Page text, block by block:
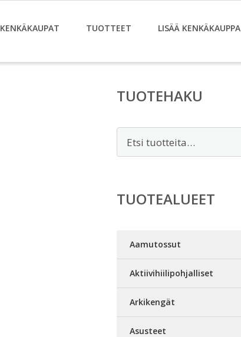
KENKÄKAUPAT TUOTTEET LISÄÄ KENKÄKAUPPA
TUOTEHAKU
TUOTEALUEET
Aamutossut
Aktiivihiilipohjalliset
Arkikengät
Asusteet